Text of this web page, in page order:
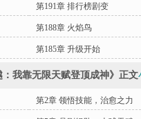
第191章 排行榜剧变
第188章 火焰鸟
第185章 升级开始
：我靠无限天赋登顶成神》正文
第2章 领悟技能，治愈之力